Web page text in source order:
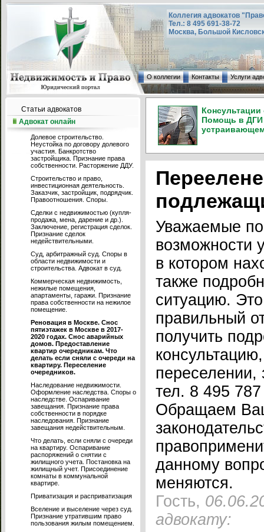
Коллегия адвокатов
Тел.: 8 495 691-38-72
Москва, Большой
О коллегии Контакты Услуги
Статьи адвокатов
Адвокат онлайн
Долевое строительство.
Неустойка по договору долевого
участия. Банкротство
застройщика. Признание права
собственности. Расторжение ДДУ.
Строительство и право,
инвестиционная деятельность.
Заказчик, застройщик, подрядчик.
Правоотношения. Споры.
Сделки с недвижимостью (купля-
продажа, мена, дарение и др.).
Заключение, регистрация сделок.
Признание сделок
недействительными.
Суд, арбитражный суд. Споры в
области недвижимости и
строительства. Адвокат в суд.
Коммерческая недвижимость,
нежилые помещения,
апартаменты, гаражи. Признание
права собственности на нежилое
помещение.
Реновация в Москве. Снос
пятиэтажек в Москве в 2017-
2020 годах. Снос аварийных
домов. Предоставление
квартир очередникам. Что
делать если сняли с очереди на
квартиру. Переселение
очередников.
Наследование недвижимости.
Оформление наследства. Споры о
наследстве. Оспаривание
завещания. Признание права
собственности в порядке
наследования. Признание
завещания недействительным.
Что делать, если сняли с очереди
на квартиру. Оспаривание
распоряжений о снятии с
жилищного учета. Постановка на
жилищный учет. Присоединение
комнаты в коммунальной
квартире.
Приватизация и расприватизация
Вселение и выселение через суд.
Признание утратившим право
пользования жилым помещением.
Помощь в ДГИ
Уважаемые
возможности
в котором
также
ситуацию.
правильный
получить
переселении,
тел. 8 495
Обращаем
данному
меняются.
Гость,
адвокату: